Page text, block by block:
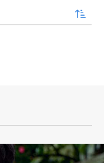
enviar